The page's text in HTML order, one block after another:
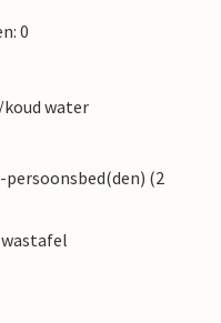
0
water
persoonsbed(den) (2